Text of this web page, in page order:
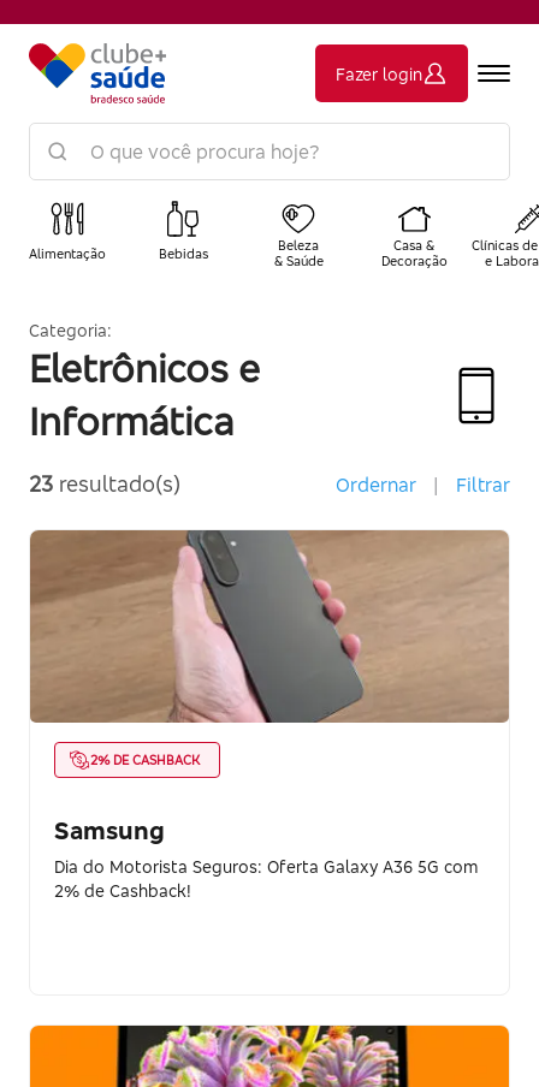
Fazer login
Alimentação Bebidas
Beleza
& Saúde
Casa &
Decoração
Clínicas
e
Categoria:
Eletrônicos e
Informática
23 resultado(s) Ordernar | Filtrar
2% DE CASHBACK
Samsung
Dia do Motorista Seguros: Oferta Galaxy A36 5G com
2% de Cashback!